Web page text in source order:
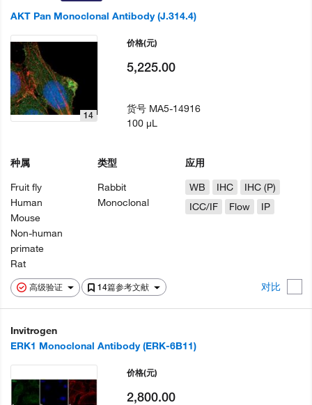
AKT Pan Monoclonal Antibody (J.314.4)
高级验证 14篇参考文献 对比
14
种属
Fruit fly
Human
Mouse
Non-human
primate
Rat
类型
Rabbit
Monoclonal
应用
WB
IHC
IHC (P)
ICC/IF
Flow IP
价格(元)
5,225.00
货号 MA5-14916
100 µL
Invitrogen
ERK1 Monoclonal Antibody (ERK-6B11)
价格(元)
2,800.00